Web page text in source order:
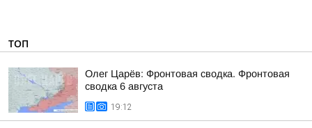
ТОП
Олег Царёв: Фронтовая сводка. Фронтовая
сводка 6 августа
19:12